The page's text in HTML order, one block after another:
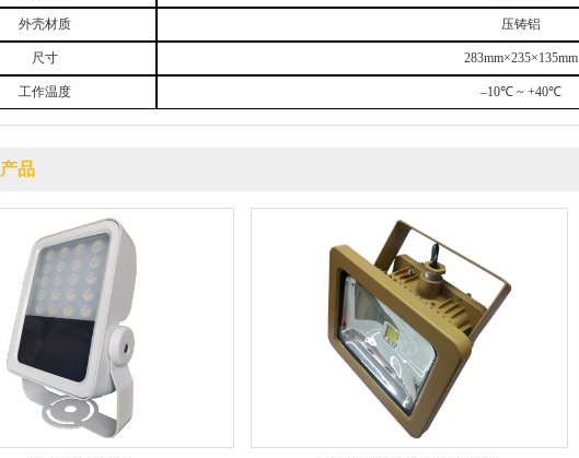
外壳材质 压铸铝
尺寸 283mm×235×135mm
工作温度 –10℃ ~ +40℃
品